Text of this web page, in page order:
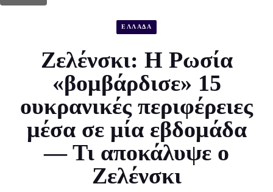
ΕΛΛΑΔΑ
Ζελένσκι: Η Ρωσία
«βομβάρδισε» 15
ουκρανικές περιφέρειες
μέσα σε μία εβδομάδα
— Τι αποκάλυψε ο
Ζελένσκι